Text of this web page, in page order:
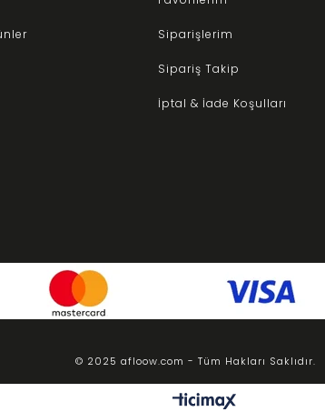
Siparişlerim
Sipariş Takip
İptal & İade Koşulları
© 2025 afloow.com - Tüm Hakları